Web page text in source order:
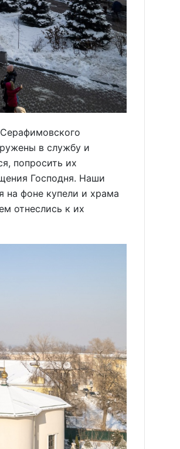
в службу и
попросить их
Господня. Наши
на фоне купели и храма
отнеслись к их